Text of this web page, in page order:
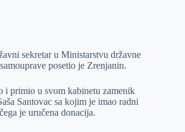
sekretar u Ministarstvu državne
posetio je Zrenjanin.
i primio u svom kabinetu zamenik
Santovac sa kojim je imao radni
je uručena donacija.